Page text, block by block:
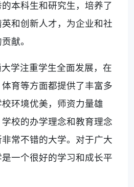
本科生和研究生，培养了
和创新人才，为企业和社
献。
学注重学生全面发展，在
育等方面都提供了丰富多
环境优美，师资力量雄
校的办学理念和教育理念
常不错的大学。对于广大
一个很好的学习和成长平